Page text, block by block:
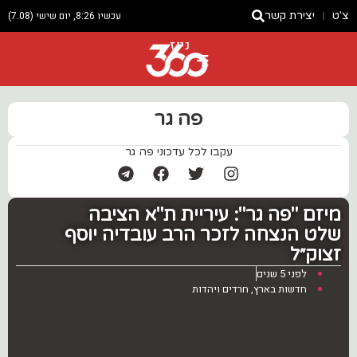
צ'ט יצירת קשר עכשיו 8:26, יום שישי (7.08)
ניוז
פה גר
עקבו לכל עדכוני פה גר
מיזם "פה גר": עיריית ת"א הציבה
שלט הנצחה לזכר הרב עובדיה יוסף
זצוק״ל
לפני 5 שנים
חדשות בארץ, חרדים ויהדות